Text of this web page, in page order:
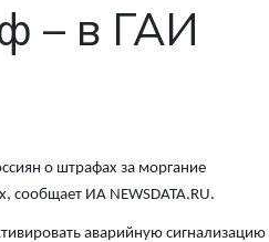
– в ГАИ
о штрафах за моргание
сообщает ИА NEWSDATA.RU.
аварийную сигнализацию